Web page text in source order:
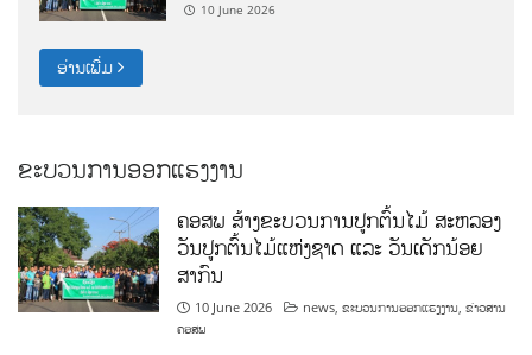
10 June 2026
ອ່ານເພີ່ມ
ຂະບວນການອອກແຮງງານ
ຄອສພ ສ້າງຂະບວນການປູກຕົ້ນໄມ້ ສະຫລອງ
ວັນປູກຕົ້ນໄມ້ແຫ່ງຊາດ ແລະ ວັນເດັກນ້ອຍ
ສາກົນ
10 June 2026 news,ຂະບວນການອອກແຮງງານ,ຂ່າວສານ
ຄອສພ